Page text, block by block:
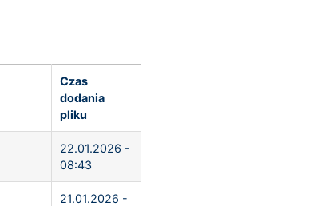
Czas
dodania
pliku
22.01.2026 -
08:43
21.01.2026 -